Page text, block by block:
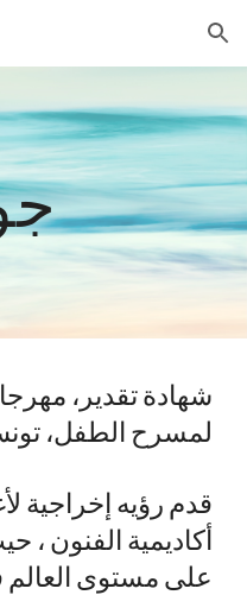
Skip to navigation
شهادة تقدير،
لمسرح الطفل، تونس
قدم رؤيه إخراجية
أكاديمية الفنون ،
على مستوى العالم